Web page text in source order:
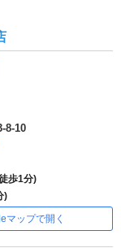
うち4
8-10
歩1分)
)
マップで開く